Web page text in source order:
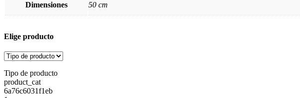
Dimensiones 50 cm
Elige producto
Tipo de producto
product_cat
6a76c6031f1eb